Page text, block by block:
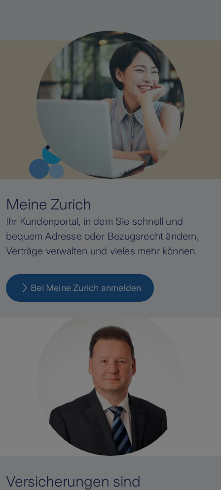
Meine Zurich
Ihr Kundenportal, in dem Sie schnell und
bequem Adresse oder Bezugsrecht ändern,
Verträge verwalten und vieles mehr können.
Bei Meine Zurich anmelden
Versicherungen sind